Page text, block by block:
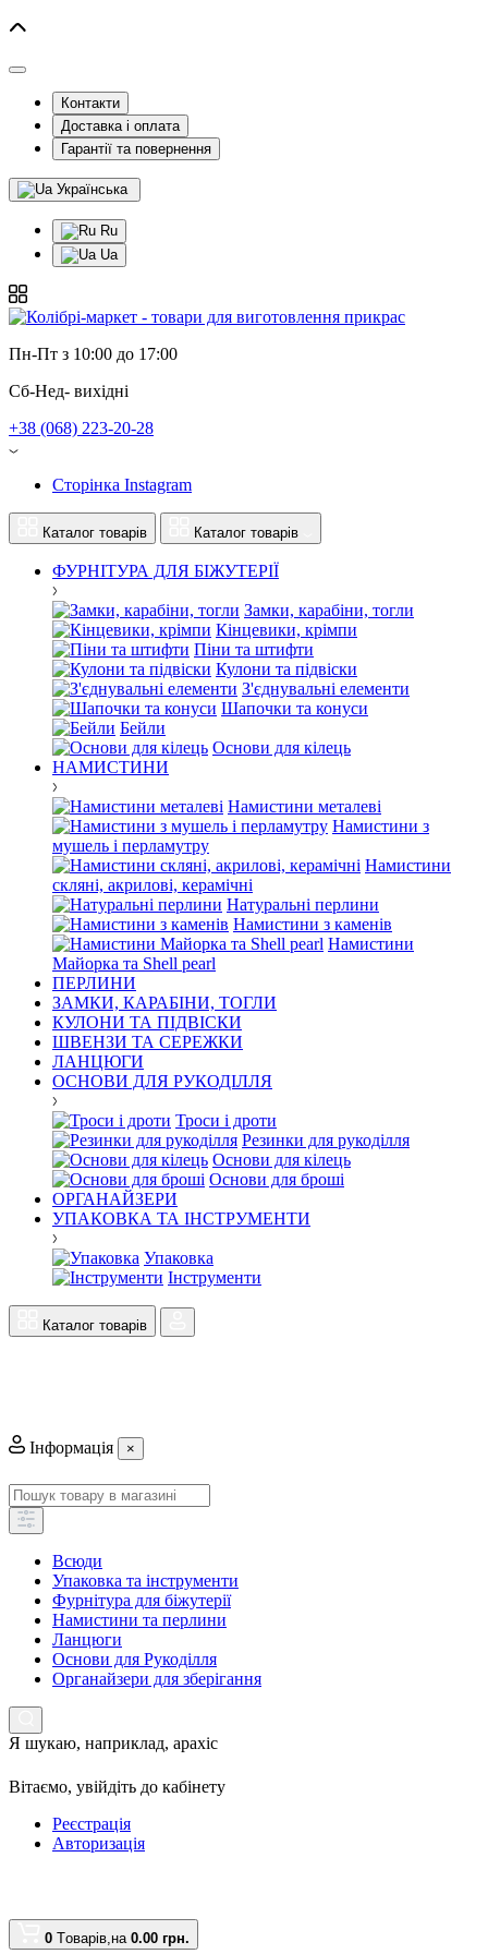
Контакти
Доставка і оплата
Гарантії та повернення
Українська
Ru
Ua
Пн-Пт з 10:00 до 17:00
Сб-Нед- вихідні
+38 (068) 223-20-28
Сторінка Instagram
Каталог товарів Каталог товарів
ФУРНІТУРА ДЛЯ БІЖУТЕРІЇ
Замки, карабіни, тогли
Кінцевики, крімпи
Піни та штифти
Кулони та підвіски
З'єднувальні елементи
Шапочки та конуси
Бейли
Основи для кілець
НАМИСТИНИ
Намистини металеві
Намистини з
мушель і перламутру
Намистини
скляні, акрилові, керамічні
Натуральні перлини
Намистини з каменів
Намистини
Майорка та Shell pearl
ПЕРЛИНИ
ЗАМКИ, КАРАБІНИ, ТОГЛИ
КУЛОНИ ТА ПІДВІСКИ
ШВЕНЗИ ТА СЕРЕЖКИ
ЛАНЦЮГИ
ОСНОВИ ДЛЯ РУКОДІЛЛЯ
Троси і дроти
Резинки для рукоділля
Основи для кілець
Основи для броші
ОРГАНАЙЗЕРИ
УПАКОВКА ТА ІНСТРУМЕНТИ
Упаковка
Інструменти
Каталог товарів
Інформація ×
Всюди
Упаковка та інструменти
Фурнітура для біжутерії
Намистини та перлини
Ланцюги
Основи для Рукоділля
Органайзери для зберігання
Я шукаю, наприклад, арахіс
Вітаємо, увійдіть до кабінету
Реєстрація
Авторизація
0 Tоварів,на 0.00 грн.